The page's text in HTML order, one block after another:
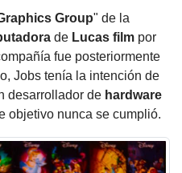
Group" de la
de Lucas film por
fue posteriormente
Jobs tenía la intención de
desarrollador de hardware
objetivo nunca se cumplió.